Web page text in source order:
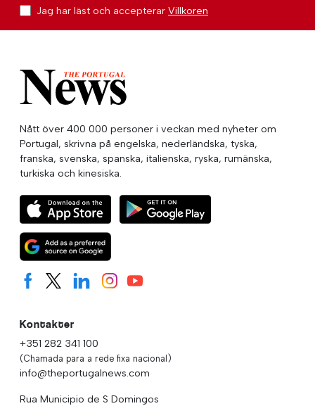
Jag har läst och accepterar Villkoren
Nått över 400 000 personer i veckan med nyheter om
Portugal, skrivna på engelska, nederländska, tyska,
franska, svenska, spanska, italienska, ryska, rumänska,
turkiska och kinesiska.
Kontakter
+351 282 341 100
(Chamada para a rede fixa nacional)
info@theportugalnews.com
Rua Municipio de S Domingos